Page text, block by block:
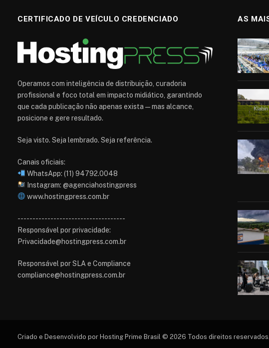
CERTIFICADO DE VEÍCULO CREDENCIADO
Operamos com inteligência de distribuição, curadoria
profissional e foco total em impacto midiático, garantindo
que cada publicação não apenas exista — mas alcance,
posicione e gere resultado.
Seja visto. Seja lembrado. Seja referência.
Canais oficiais:
WhatsApp: (11) 94792.0048
Instagram: @agenciahostingpress
www.hostingpress.com.br⁠
------------------------------------
Responsável por privacidade:
Privacidade@hostingpress.com.br
Responsável por SLA e Compliance
compliance@hostingpress.com.br
AS
Criado e Desenvolvido por Hosting Prime Brasil © 2026 Todos direitos